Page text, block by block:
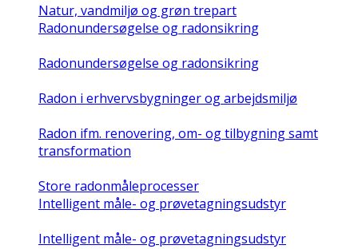
Natur, vandmiljø og grøn trepart
Radonundersøgelse og radonsikring
Radonundersøgelse og radonsikring
Radon i erhvervsbygninger og arbejdsmiljø
Radon ifm. renovering, om- og tilbygning samt
transformation
Store radonmåleprocesser
Intelligent måle- og prøvetagningsudstyr
Intelligent måle- og prøvetagningsudstyr